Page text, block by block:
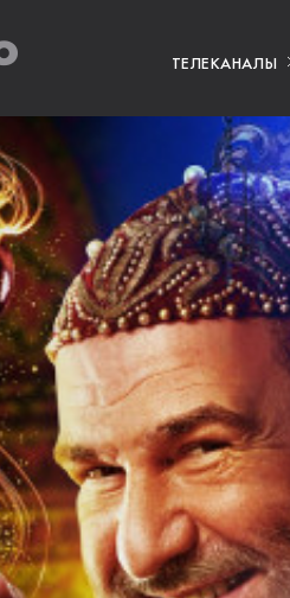
ТЕЛЕКАНАЛЫ